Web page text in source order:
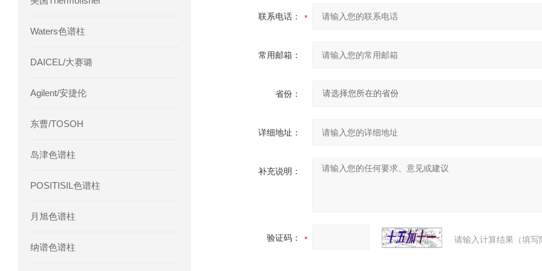
Waters色谱柱
DAICEL/大赛璐
Agilent/安捷伦
东曹/TOSOH
岛津色谱柱
POSITISIL色谱柱
月旭色谱柱
纳谱色谱柱
联系电话：
常用邮箱：
省份：
详细地址：
补充说明：
验证码： 请输入计算结果（填